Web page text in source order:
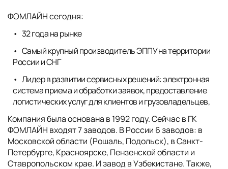
ФОМЛАЙН сегодня:
32 года на рынке
Самый крупный производитель ЭППУ на территории
России и СНГ
Лидер в развитии сервисных решений: электронная
система приема и обработки заявок, предоставление
логистических услуг для клиентов и грузовладельцев,
Компания была основана в 1992 году. Сейчас в ГК
ФОМЛАЙН входят 7 заводов. В России 6 заводов: в
Московской области (Рошаль, Подольск), в Санкт-
Петербурге, Красноярске, Пензенской области и
Ставропольском крае. И завод в Узбекистане. Также,